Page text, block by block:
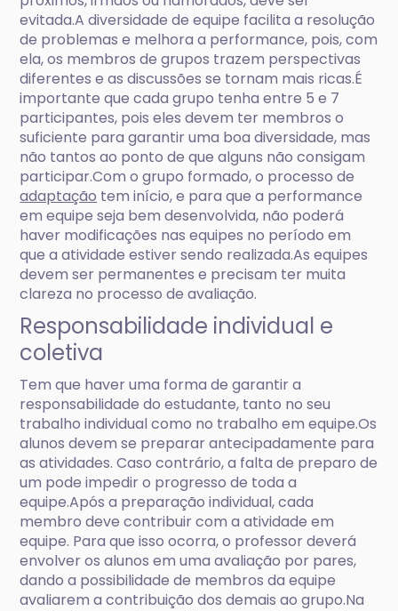
evitada.A diversidade de equipe facilita a resolução
de problemas e melhora a performance, pois, com
ela, os membros de grupos trazem perspectivas
diferentes e as discussões se tornam mais ricas.É
importante que cada grupo tenha entre 5 e 7
participantes, pois eles devem ter membros o
suficiente para garantir uma boa diversidade, mas
não tantos ao ponto de que alguns não consigam
participar.Com o grupo formado, o processo de
adaptação tem início, e para que a performance
em equipe seja bem desenvolvida, não poderá
haver modificações nas equipes no período em
que a atividade estiver sendo realizada.As equipes
devem ser permanentes e precisam ter muita
clareza no processo de avaliação.
Responsabilidade individual e
coletiva
Tem que haver uma forma de garantir a
responsabilidade do estudante, tanto no seu
trabalho individual como no trabalho em equipe.Os
alunos devem se preparar antecipadamente para
as atividades. Caso contrário, a falta de preparo de
um pode impedir o progresso de toda a
equipe.Após a preparação individual, cada
membro deve contribuir com a atividade em
equipe. Para que isso ocorra, o professor deverá
envolver os alunos em uma avaliação por pares,
dando a possibilidade de membros da equipe
avaliarem a contribuição dos demais ao grupo.Na